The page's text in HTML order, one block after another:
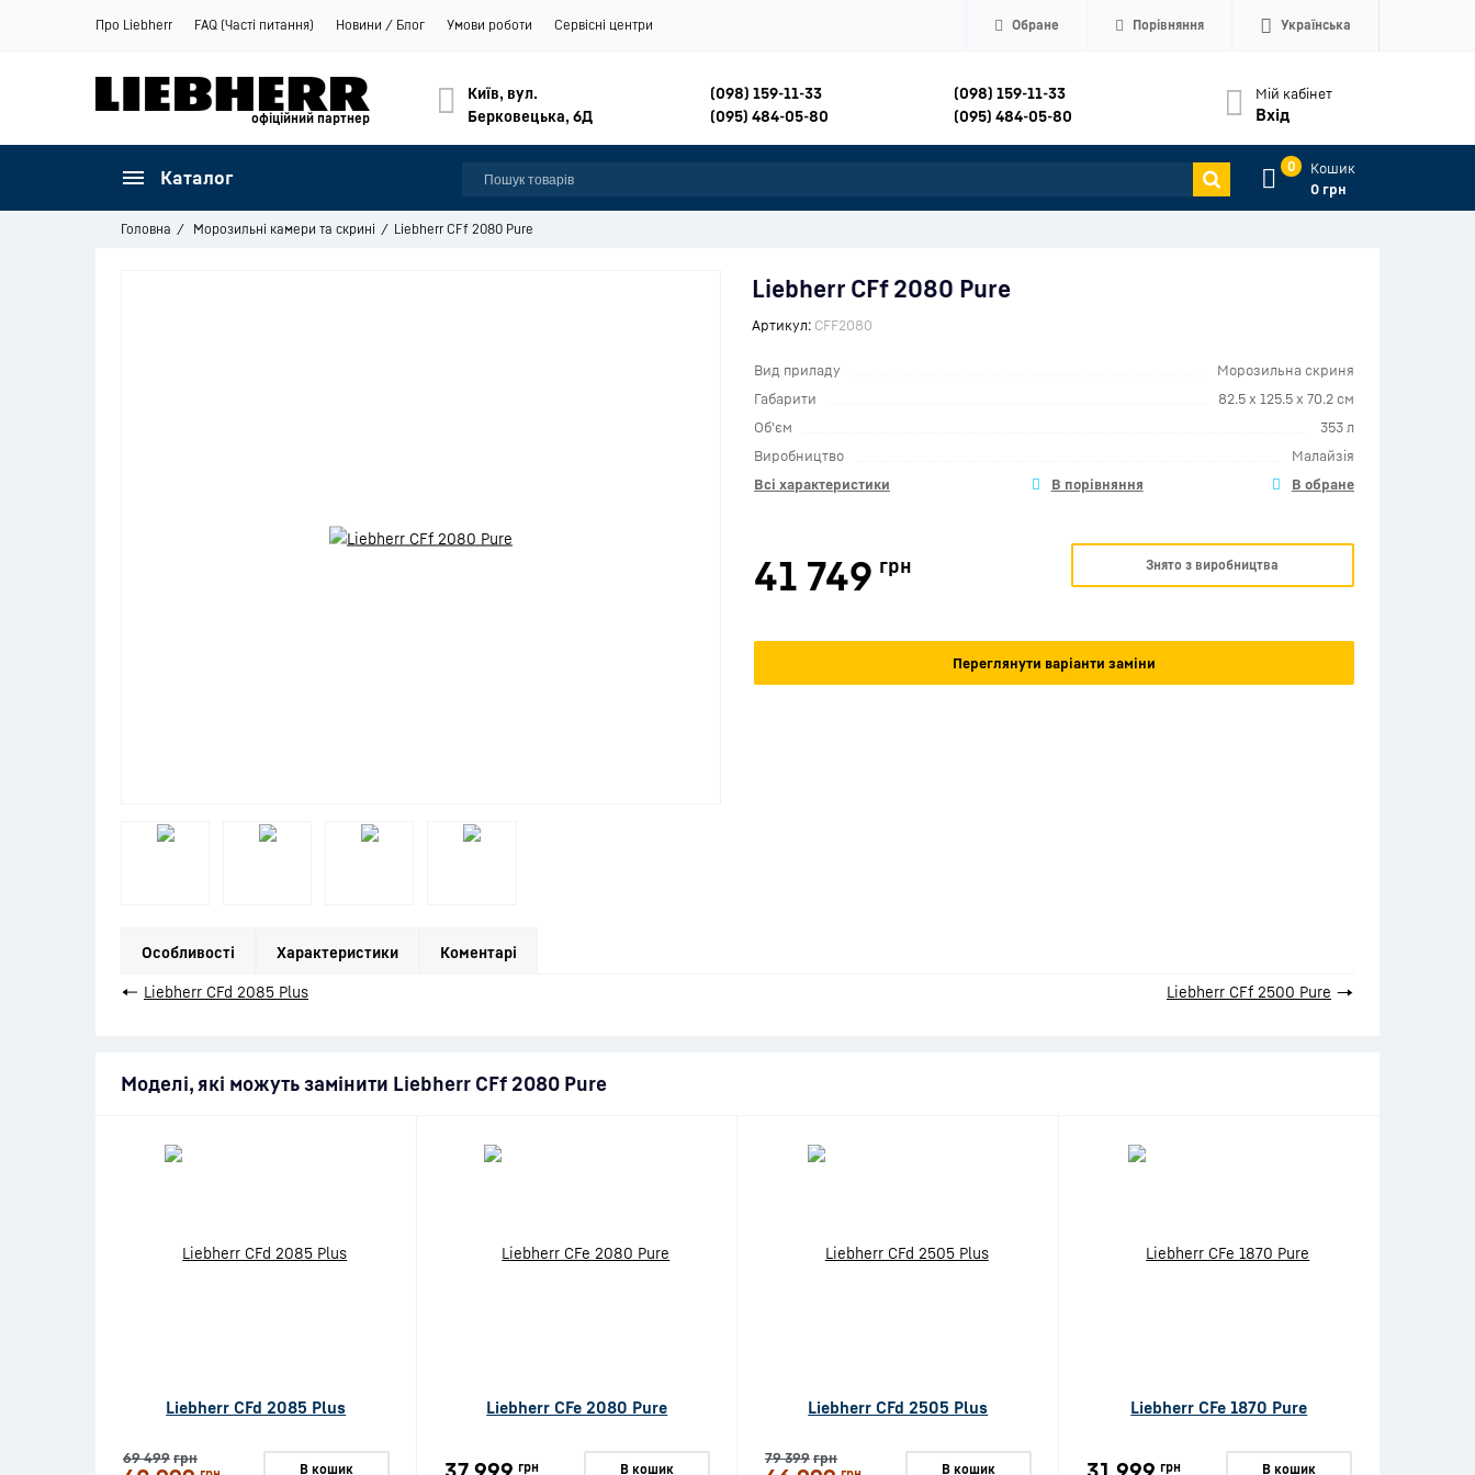
Про Liebherr FAQ (Часті питання) Новини / Блог Умови роботи Сервісні центри Обране Порівняння Українська
офіційний партнер
Мій кабінет
Вхід
Київ, вул.
Берковецька, 6Д
(098) 159-11-33
(095) 484-05-80
(098) 159-11-33
(095) 484-05-80
0
Кошик
0 грн
Каталог
Головна Морозильні камери та скрині Liebherr CFf 2080 Pure
Liebherr CFf 2080 Pure
Артикул: CFF2080
Вид приладу
Морозильна скриня
Габарити
82.5 x 125.5 x 70.2 см
Об'єм
353 л
Виробництво
Малайзія
Всі характеристики
41 749 грн Знято з виробництва
Переглянути варіанти заміни
Особливості Характеристики Коментарі
← Liebherr CFd 2085 Plus Liebherr CFf 2500 Pure →
Моделі, які можуть замінити Liebherr CFf 2080 Pure
Liebherr CFd 2085 Plus
69 499грн
В кошик
Liebherr CFe 2080 Pure
грн В кошик
Liebherr CFd 2505 Plus
79 399грн
В кошик
Liebherr CFe 1870 Pure
грн В кошик